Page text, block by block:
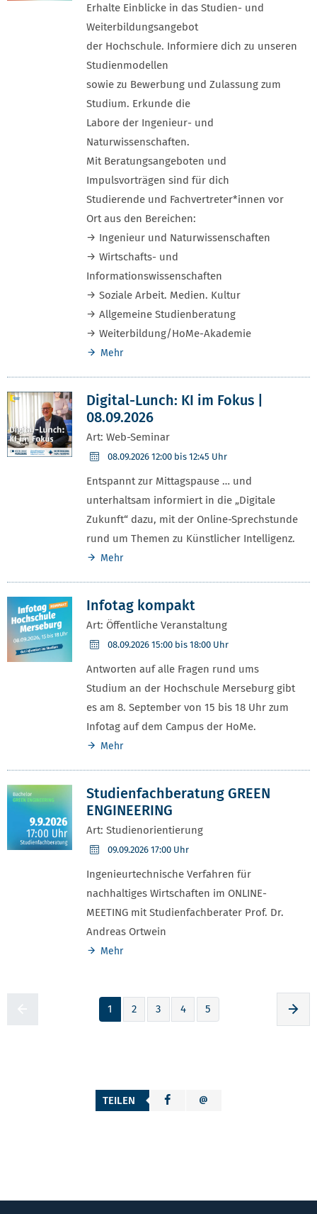
Erhalte Einblicke in das Studien- und
Weiterbildungsangebot
der Hochschule. Informiere dich zu unseren
Studienmodellen
sowie zu Bewerbung und Zulassung zum
Studium. Erkunde die
Labore der Ingenieur- und
Naturwissenschaften.
Mit Beratungsangeboten und
Impulsvorträgen sind für dich
Studierende und Fachvertreter*innen vor
Ort aus den Bereichen:
→ Ingenieur und Naturwissenschaften
→ Wirtschafts- und
Informationswissenschaften
→ Soziale Arbeit. Medien. Kultur
→ Allgemeine Studienberatung
→ Weiterbildung/HoMe-Akademie
Mehr
Digital-Lunch: KI im Fokus |
08.09.2026
Art: Web-Seminar
08.09.2026 12:00 bis 12:45 Uhr
Entspannt zur Mittagspause … und
unterhaltsam informiert in die „Digitale
Zukunft“ dazu, mit der Online-Sprechstunde
rund um Themen zu Künstlicher Intelligenz.
Mehr
Infotag kompakt
Art: Öffentliche Veranstaltung
08.09.2026 15:00 bis 18:00 Uhr
Antworten auf alle Fragen rund ums
Studium an der Hochschule Merseburg gibt
es am 8. September von 15 bis 18 Uhr zum
Infotag auf dem Campus der HoMe.
Mehr
Studienfachberatung GREEN
ENGINEERING
Art: Studienorientierung
09.09.2026 17:00 Uhr
Ingenieurtechnische Verfahren für
nachhaltiges Wirtschaften im ONLINE-
MEETING mit Studienfachberater Prof. Dr.
Andreas Ortwein
Mehr
Zur voherigen Seite
1 2 3 4 5
TEILEN